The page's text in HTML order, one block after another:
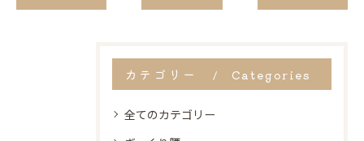
カテゴリー Categories
全てのカテゴリー